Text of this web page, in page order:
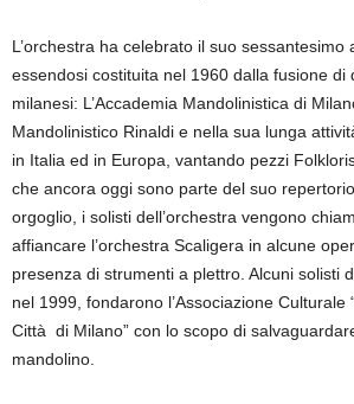
L’orchestra ha celebrato il suo
essendosi costituita nel 1960 dalla fusione
milanesi: L’Accademia Mandolinistica di
Mandolinistico Rinaldi e nella sua lunga
in Italia ed in Europa, vantando pezzi
che ancora oggi sono parte del suo
orgoglio, i solisti dell’orchestra vengono
affiancare l’orchestra Scaligera in alcune
presenza di strumenti a plettro. Alcuni solisti
nel 1999, fondarono l’Associazione Culturale
Città di Milano” con lo scopo di
mandolino.